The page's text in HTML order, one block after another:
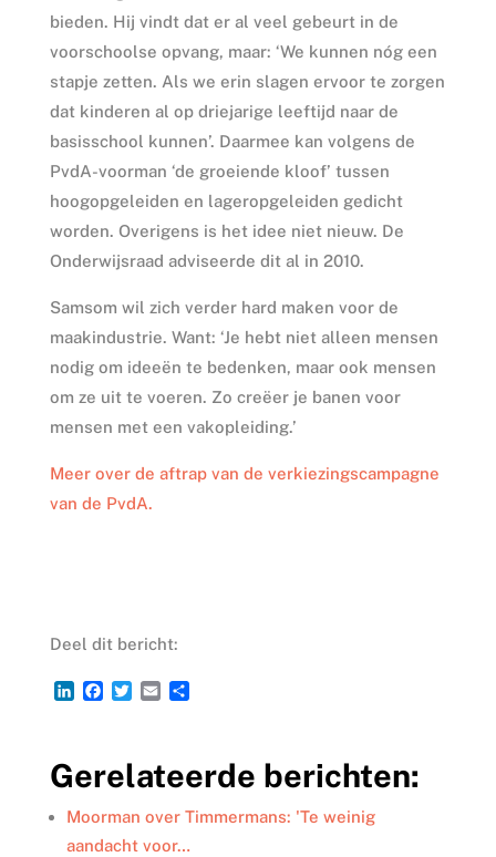
bieden. Hij vindt dat er al veel gebeurt in de
voorschoolse opvang, maar: ‘We kunnen nóg een
stapje zetten. Als we erin slagen ervoor te zorgen
dat kinderen al op driejarige leeftijd naar de
basisschool kunnen’. Daarmee kan volgens de
PvdA-voorman ‘de groeiende kloof’ tussen
hoogopgeleiden en lageropgeleiden gedicht
worden. Overigens is het idee niet nieuw. De
Onderwijsraad adviseerde dit al in 2010.
Samsom wil zich verder hard maken voor de
maakindustrie. Want: ‘Je hebt niet alleen mensen
nodig om ideeën te bedenken, maar ook mensen
om ze uit te voeren. Zo creëer je banen voor
mensen met een vakopleiding.’
Meer over de aftrap van de verkiezingscampagne
van de PvdA.
Deel dit bericht:
L
e
d
I
n
F
b
o
o
k
T
t
e
r
E
l
D
n
Gerelateerde berichten:
Moorman over Timmermans: 'Te weinig
aandacht voor…